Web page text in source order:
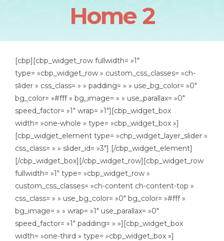
Home 2
[cbp][cbp_widget_row fullwidth= »1″
type= »cbp_widget_row » custom_css_classes= »ch-
slider » css_class= » » padding= » » use_bg_color= »0″
bg_color= »#fff » bg_image= » » use_parallax= »0″
speed_factor= »1″ wrap= »1″][cbp_widget_box
width= »one-whole » type= »cbp_widget_box »]
[cbp_widget_element type= »chp_widget_layer_slider »
css_class= » » slider_id= »3″] [/cbp_widget_element]
[/cbp_widget_box][/cbp_widget_row][cbp_widget_row
fullwidth= »1″ type= »cbp_widget_row »
custom_css_classes= »ch-content ch-content-top »
css_class= » » use_bg_color= »0″ bg_color= »#fff »
bg_image= » » wrap= »1″ use_parallax= »0″
speed_factor= »1″ padding= » »][cbp_widget_box
width= »one-third » type= »cbp_widget_box »]